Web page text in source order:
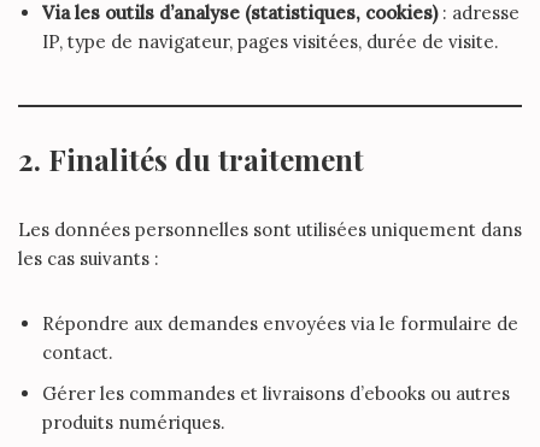
Via les outils d’analyse (statistiques, cookies): adresse
IP, type de navigateur, pages visitées, durée de visite.
2. Finalités du traitement
Les données personnelles sont utilisées uniquement dans
les cas suivants :
Répondre aux demandes envoyées via le formulaire de
contact.
Gérer les commandes et livraisons d’ebooks ou autres
produits numériques.